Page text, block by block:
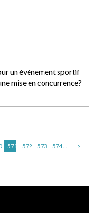
un évènement sportif
mise en concurrence?
571 572 573 574... >